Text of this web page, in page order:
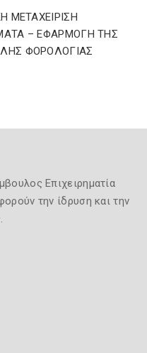
ΜΕΤΑΧΕΙΡΙΣΗ
– ΕΦΑΡΜΟΓΗ ΤΗΣ
ΦΟΡΟΛΟΓΙΑΣ
Επιχειρηματία
την ίδρυση και την